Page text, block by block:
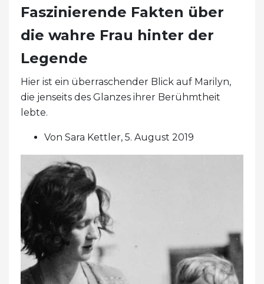
Faszinierende Fakten über
die wahre Frau hinter der
Legende
Hier ist ein überraschender Blick auf Marilyn,
die jenseits des Glanzes ihrer Berühmtheit
lebte.
Von Sara Kettler, 5. August 2019